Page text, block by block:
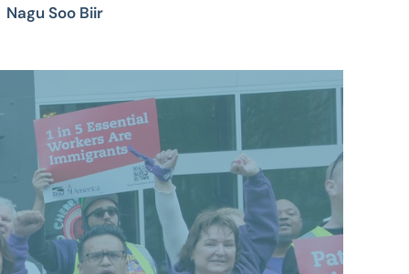
Nagu Soo Biir